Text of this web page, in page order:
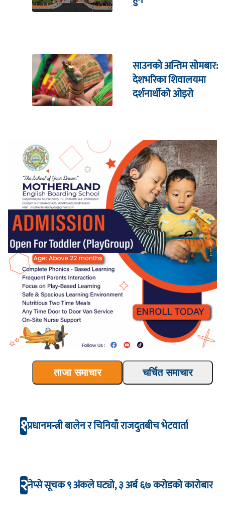
साउनको अन्तिम सोमबार:
देशभरिका शिवालयमा
दर्शनार्थीको ओइरो
ताजा समाचार चर्चित समाचार
१प्रधानमन्त्री बालेन र चिनियाँ राजदुतबीच भेटवार्ता
२नेप्से सूचक ९ अंकले घट्यो, ३ अर्ब ६७ करोडको कारोबार